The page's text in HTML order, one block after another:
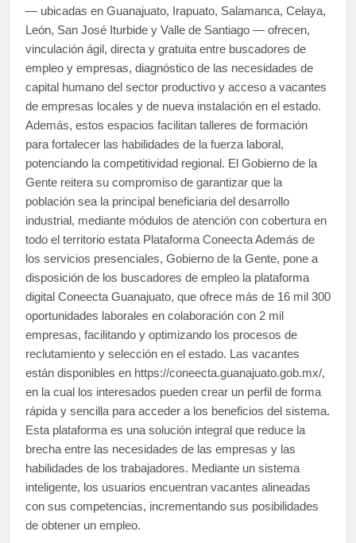
— ubicadas en Guanajuato, Irapuato, Salamanca, Celaya,
León, San José Iturbide y Valle de Santiago — ofrecen,
vinculación ágil, directa y gratuita entre buscadores de
empleo y empresas, diagnóstico de las necesidades de
capital humano del sector productivo y acceso a vacantes
de empresas locales y de nueva instalación en el estado.
Además, estos espacios facilitan talleres de formación
para fortalecer las habilidades de la fuerza laboral,
potenciando la competitividad regional. El Gobierno de la
Gente reitera su compromiso de garantizar que la
población sea la principal beneficiaria del desarrollo
industrial, mediante módulos de atención con cobertura en
todo el territorio estata Plataforma Coneecta Además de
los servicios presenciales, Gobierno de la Gente, pone a
disposición de los buscadores de empleo la plataforma
digital Coneecta Guanajuato, que ofrece más de 16 mil 300
oportunidades laborales en colaboración con 2 mil
empresas, facilitando y optimizando los procesos de
reclutamiento y selección en el estado. Las vacantes
están disponibles en https://coneecta.guanajuato.gob.mx/,
en la cual los interesados pueden crear un perfil de forma
rápida y sencilla para acceder a los beneficios del sistema.
Esta plataforma es una solución integral que reduce la
brecha entre las necesidades de las empresas y las
habilidades de los trabajadores. Mediante un sistema
inteligente, los usuarios encuentran vacantes alineadas
con sus competencias, incrementando sus posibilidades
de obtener un empleo.